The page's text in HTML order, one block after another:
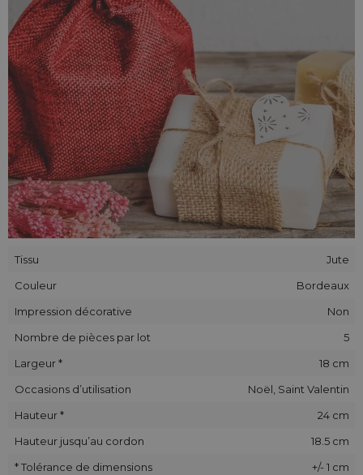
Tissu
Jute
Couleur
Bordeaux
Impression décorative
Non
Nombre de pièces par lot
5
Largeur *
18 cm
Occasions d’utilisation
Noël, Saint Valentin
Hauteur *
24 cm
Hauteur jusqu’au cordon
18.5 cm
* Tolérance de dimensions
+/- 1 cm